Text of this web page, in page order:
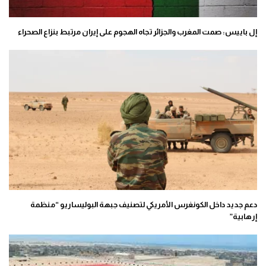
إل باييس: صمت المغرب والجزائر تجاه الهجوم على إيران مرتبط بنزاع الصحراء
دعم جديد داخل الكونغرس الأمريكي لتصنيف جبهة البوليساريو “منظمة
إرهابية”